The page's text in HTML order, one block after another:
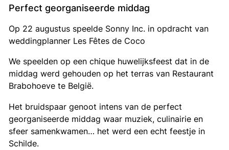
Perfect georganiseerde middag
Op 22 augustus speelde Sonny Inc. in opdracht van
weddingplanner Les Fêtes de Coco
We speelden op een chique huwelijksfeest dat in de
middag werd gehouden op het terras van Restaurant
Brabohoeve te België.
Het bruidspaar genoot intens van de perfect
georganiseerde middag waar muziek, culinairie en
sfeer samenkwamen… het werd een echt feestje in
Schilde.